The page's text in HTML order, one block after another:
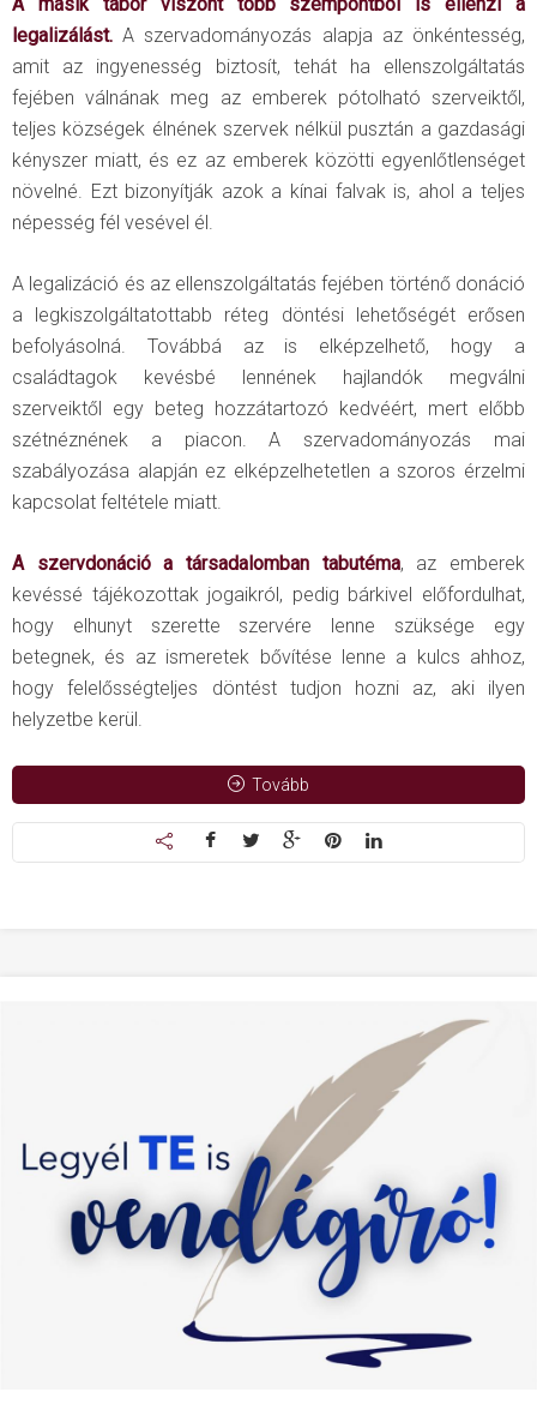
legalizálást. A szervadományozás alapja az önkéntesség,
amit az ingyenesség biztosít, tehát ha ellenszolgáltatás
fejében válnának meg az emberek pótolható szerveiktől,
teljes községek élnének szervek nélkül pusztán a gazdasági
kényszer miatt, és ez az emberek közötti egyenlőtlenséget
növelné. Ezt bizonyítják azok a kínai falvak is, ahol a teljes
népesség fél vesével él.
A legalizáció és az ellenszolgáltatás fejében történő donáció
a legkiszolgáltatottabb réteg döntési lehetőségét erősen
befolyásolná. Továbbá az is elképzelhető, hogy a
családtagok kevésbé lennének hajlandók megválni
szerveiktől egy beteg hozzátartozó kedvéért, mert előbb
szétnéznének a piacon. A szervadományozás mai
szabályozása alapján ez elképzelhetetlen a szoros érzelmi
kapcsolat feltétele miatt.
A szervdonáció a társadalomban tabutéma, az emberek
kevéssé tájékozottak jogaikról, pedig bárkivel előfordulhat,
hogy elhunyt szerette szervére lenne szüksége egy
betegnek, és az ismeretek bővítése lenne a kulcs ahhoz,
hogy felelősségteljes döntést tudjon hozni az, aki ilyen
helyzetbe kerül.
Tovább